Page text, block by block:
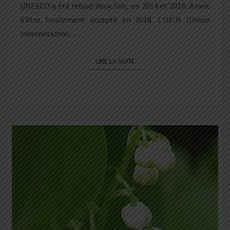
UNESCO a été refusé deux fois, en 2014 et 2016. Avant
d’être finalement accepté en 2018. L’IUCN (Union
International…
LIRE LA SUITELIRE LA SUITE